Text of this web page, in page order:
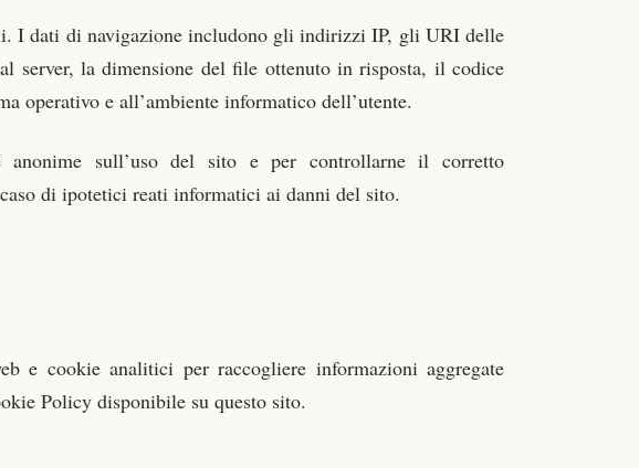
I dati di navigazione includono gli indirizzi IP, gli URI delle
server, la dimensione del file ottenuto in risposta, il codice
operativo e all’ambiente informatico dell’utente.
anonime sull’uso del sito e per controllarne il corretto
di ipotetici reati informatici ai danni del sito.
e cookie analitici per raccogliere informazioni aggregate
Policy disponibile su questo sito.